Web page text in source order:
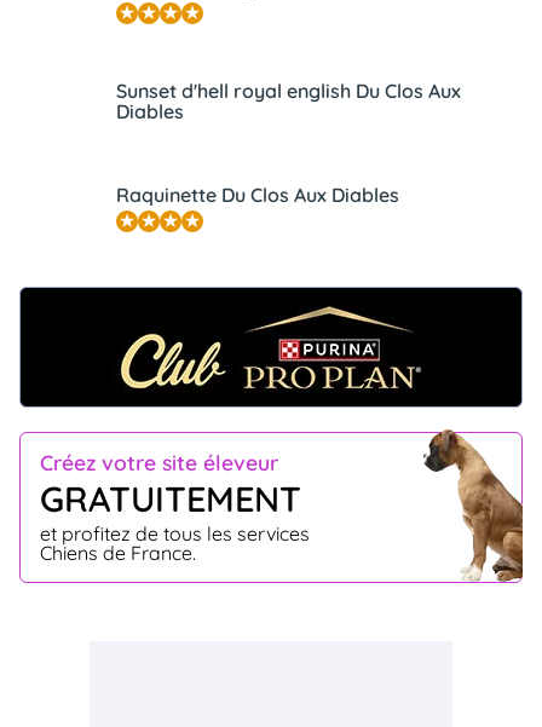
Créez votre site éleveur
GRATUITEMENT
et profitez de tous les services
Chiens de France.
Sunset d'hell royal english Du Clos Aux
Diables
Raquinette Du Clos Aux Diables